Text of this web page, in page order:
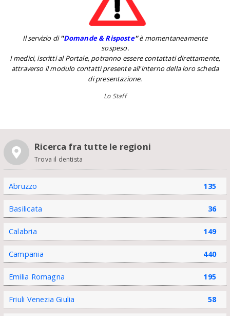
Il servizio di''Domande & Risposte''è momentaneamente
sospeso.
I medici, iscritti al Portale, potranno essere contattati direttamente,
attraverso il modulo contatti presente all'interno della loro scheda
di presentazione.
Lo Staff
Ricerca fra tutte le regioni
Trova il dentista
Abruzzo 135
Basilicata 36
Calabria 149
Campania 440
Emilia Romagna 195
Friuli Venezia Giulia 58